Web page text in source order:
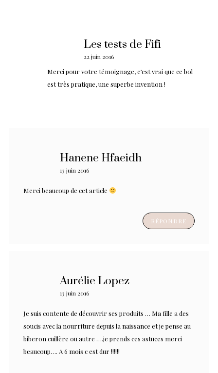
Les tests de Fifi
22 juin 2016
Merci pour votre témoignage, c’est vrai que ce bol
est très pratique, une superbe invention !
Hanene Hfaeidh
13 juin 2016
Merci beaucoup de cet article
RÉPONDRE
Aurélie Lopez
13 juin 2016
Je suis contente de découvrir ses produits … Ma fille a des
soucis avec la nourriture depuis la naissance et je pense au
biberon cuillère ou autre ….je prends ces astuces merci
beaucoup…. A 6 mois c est dur !!!!!!